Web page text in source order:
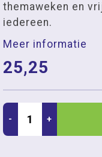
themaweken en
iedereen.
Meer informatie
25,25
- +